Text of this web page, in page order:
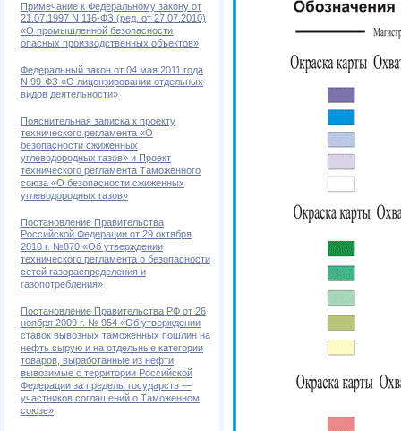
Примечание к Федеральному закону от
21.07.1997 N 116-ФЗ (ред. от 27.07.2010)
«О промышленной безопасности
опасных производственных объектов»
Федеральный закон от 04 мая 2011 года
N 99-ФЗ «О лицензировании отдельных
видов деятельности»
Пояснительная записка к проекту
технического регламента «О
безопасности сжиженных
углеводородных газов» и Проект
технического регламента Таможенного
союза «О безопасности сжиженных
углеводородных газов»
Постановление Правительства
Российской Федерации от 29 октября
2010 г. №870 «Об утверждении
технического регламента о безопасности
сетей газораспределения и
газопотребления»
Постановление Правительства РФ от 26
ноября 2009 г. № 954 «Об утверждении
ставок вывозных таможенных пошлин на
нефть сырую и на отдельные категории
товаров, выработанные из нефти,
вывозимые с территории Российской
Федерации за пределы государств —
участников соглашений о Таможенном
союзе»